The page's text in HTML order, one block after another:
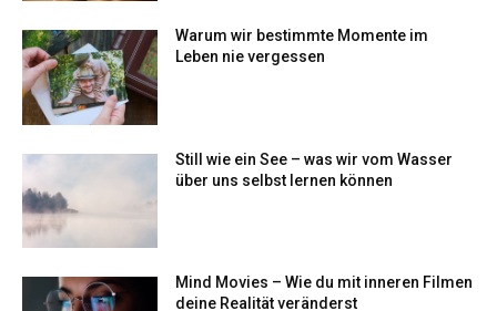
Warum wir bestimmte Momente im
Leben nie vergessen
Still wie ein See – was wir vom Wasser
über uns selbst lernen können
Mind Movies – Wie du mit inneren Filmen
deine Realität veränderst